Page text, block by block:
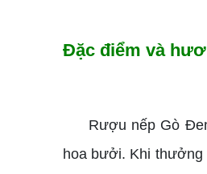
Đặc điểm và
Rượu nếp Gò Đen
hoa bưởi. Khi thưởng